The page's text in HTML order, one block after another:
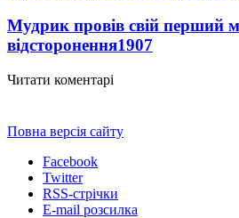
Мудрик провів свій перший
відсторонення1907
Читати коментарі
Повна версія сайту
Facebook
Twitter
RSS-стрічки
E-mail розсилка